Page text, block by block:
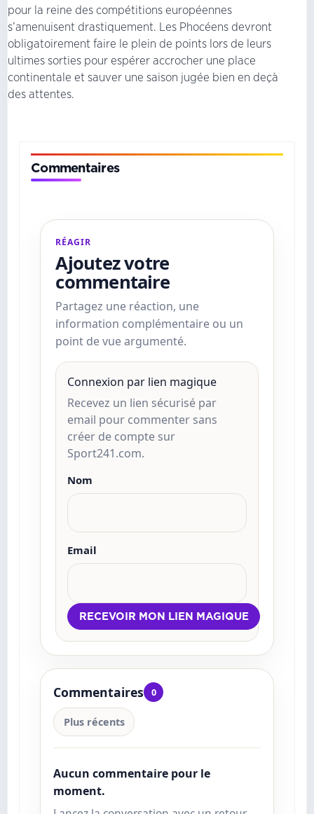
pour la reine des compétitions européennes
s’amenuisent drastiquement. Les Phocéens devront
obligatoirement faire le plein de points lors de leurs
ultimes sorties pour espérer accrocher une place
continentale et sauver une saison jugée bien en deçà
des attentes.
Commentaires
RÉAGIR
Ajoutez votre
commentaire
Partagez une réaction, une
information complémentaire ou un
point de vue argumenté.
Connexion par lien magique
Recevez un lien sécurisé par
email pour commenter sans
créer de compte sur
Sport241.com.
Nom
Email
Commentaires 0
Plus récents
Aucun commentaire pour le
moment.